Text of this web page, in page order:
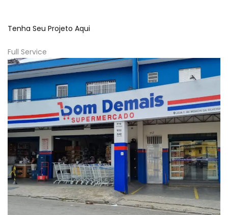
Tenha Seu Projeto Aqui
Full Service